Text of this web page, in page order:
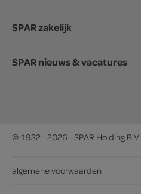
SPAR zakelijk
SPAR nieuws & vacatures
© 1932 - 2026 - SPAR Holding B.V.
algemene voorwaarden